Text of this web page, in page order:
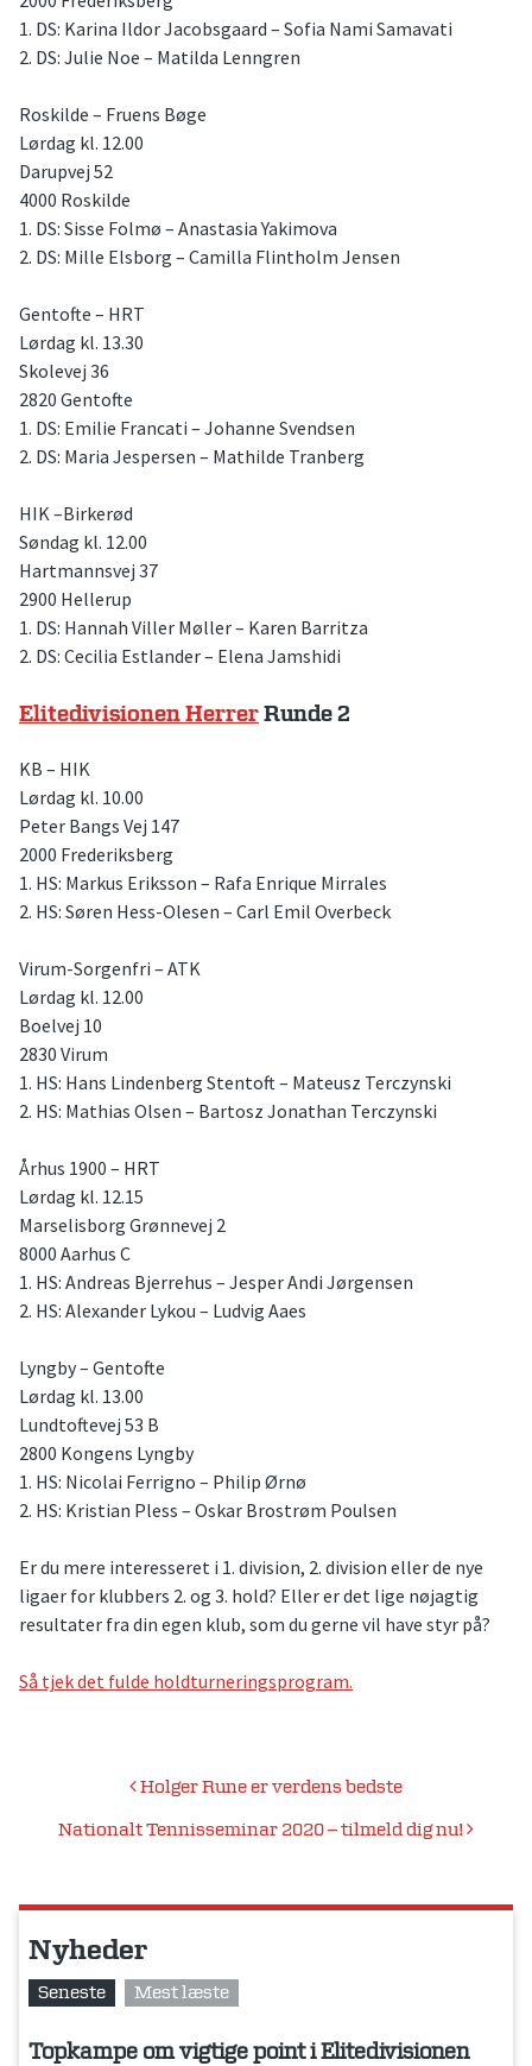
1. DS: Karina Ildor Jacobsgaard – Sofia Nami Samavati
2. DS: Julie Noe – Matilda Lenngren
Roskilde – Fruens Bøge
Lørdag kl. 12.00
Darupvej 52
4000 Roskilde
1. DS: Sisse Folmø – Anastasia Yakimova
2. DS: Mille Elsborg – Camilla Flintholm Jensen
Gentofte – HRT
Lørdag kl. 13.30
Skolevej 36
2820 Gentofte
1. DS: Emilie Francati – Johanne Svendsen
2. DS: Maria Jespersen – Mathilde Tranberg
HIK –Birkerød
Søndag kl. 12.00
Hartmannsvej 37
2900 Hellerup
1. DS: Hannah Viller Møller – Karen Barritza
2. DS: Cecilia Estlander – Elena Jamshidi
Elitedivisionen HerrerRunde 2
KB – HIK
Lørdag kl. 10.00
Peter Bangs Vej 147
2000 Frederiksberg
1. HS: Markus Eriksson – Rafa Enrique Mirrales
2. HS: Søren Hess-Olesen – Carl Emil Overbeck
Virum-Sorgenfri – ATK
Lørdag kl. 12.00
Boelvej 10
2830 Virum
1. HS: Hans Lindenberg Stentoft – Mateusz Terczynski
2. HS: Mathias Olsen – Bartosz Jonathan Terczynski
Århus 1900 – HRT
Lørdag kl. 12.15
Marselisborg Grønnevej 2
8000 Aarhus C
1. HS: Andreas Bjerrehus – Jesper Andi Jørgensen
2. HS: Alexander Lykou – Ludvig Aaes
Lyngby – Gentofte
Lørdag kl. 13.00
Lundtoftevej 53 B
2800 Kongens Lyngby
1. HS: Nicolai Ferrigno – Philip Ørnø
2. HS: Kristian Pless – Oskar Brostrøm Poulsen
Er du mere interesseret i 1. division, 2. division eller de nye
ligaer for klubbers 2. og 3. hold? Eller er det lige nøjagtig
resultater fra din egen klub, som du gerne vil have styr på?
Så tjek det fulde holdturneringsprogram.
Indlægsnavigation
Holger Rune er verdens bedste
Nationalt Tennisseminar 2020 – tilmeld dig nu!
Nyheder
Seneste Mest læste
Topkampe om vigtige point i Elitedivisionen